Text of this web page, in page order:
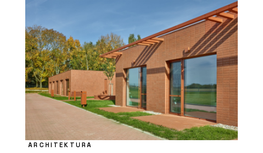
ARCHITEKTURA